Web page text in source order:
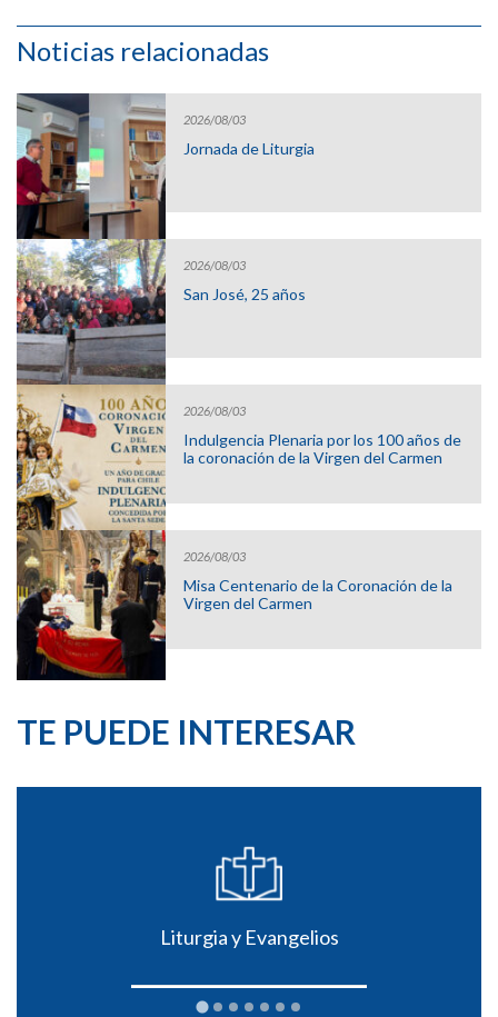
Noticias relacionadas
2026/08/03
Jornada de Liturgia
2026/08/03
San José, 25 años
2026/08/03
Indulgencia Plenaria por los 100 años de
la coronación de la Virgen del Carmen
2026/08/03
Misa Centenario de la Coronación de la
Virgen del Carmen
TE PUEDE INTERESAR
Liturgia y Evangelios